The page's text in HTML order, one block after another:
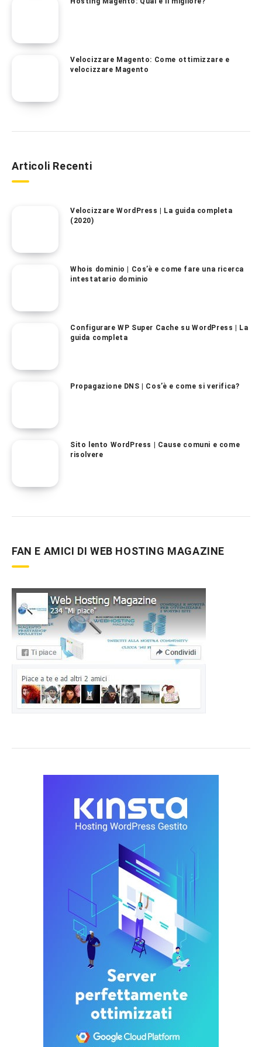
Velocizzare Magento: Come ottimizzare e
velocizzare Magento
Articoli Recenti
Velocizzare WordPress | La guida completa
(2020)
Whois dominio | Cos’è e come fare una ricerca
intestatario dominio
Configurare WP Super Cache su WordPress | La
guida completa
Propagazione DNS | Cos’è e come si verifica?
Sito lento WordPress | Cause comuni e come
risolvere
FAN E AMICI DI WEB HOSTING MAGAZINE